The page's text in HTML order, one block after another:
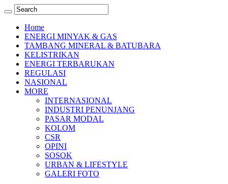
Home
ENERGI MINYAK & GAS
TAMBANG MINERAL & BATUBARA
KELISTRIKAN
ENERGI TERBARUKAN
REGULASI
NASIONAL
MORE
INTERNASIONAL
INDUSTRI PENUNJANG
PASAR MODAL
KOLOM
CSR
OPINI
SOSOK
URBAN & LIFESTYLE
GALERI FOTO